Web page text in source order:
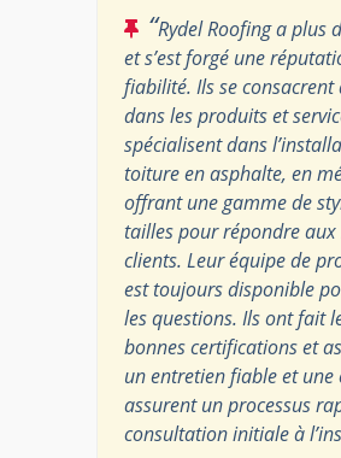
“Rydel Roofing a plus
et s’est forgé une
fiabilité. Ils se consacrent
dans les produits et
spécialisent dans
toiture en asphalte, en
offrant une gamme de
tailles pour répondre aux
clients. Leur équipe de
est toujours disponible
les questions. Ils ont fait
bonnes certifications et
un entretien fiable et une
assurent un processus
consultation initiale à